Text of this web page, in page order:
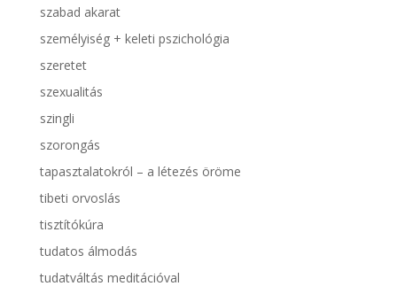
szabad akarat
személyiség + keleti pszichológia
szeretet
szexualitás
szingli
szorongás
tapasztalatokról – a létezés öröme
tibeti orvoslás
tisztítókúra
tudatos álmodás
tudatváltás meditációval